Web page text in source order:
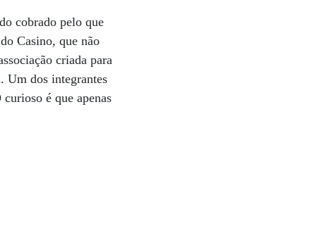
cobrado pelo que
Casino, que não
criada para
Um dos integrantes
é que apenas